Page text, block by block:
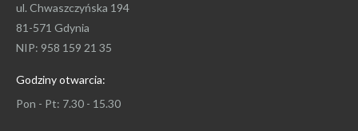
ul. Chwaszczyńska 194
81-571 Gdynia
NIP: 958 159 21 35
Godziny otwarcia:
Pon - Pt: 7.30 - 15.30